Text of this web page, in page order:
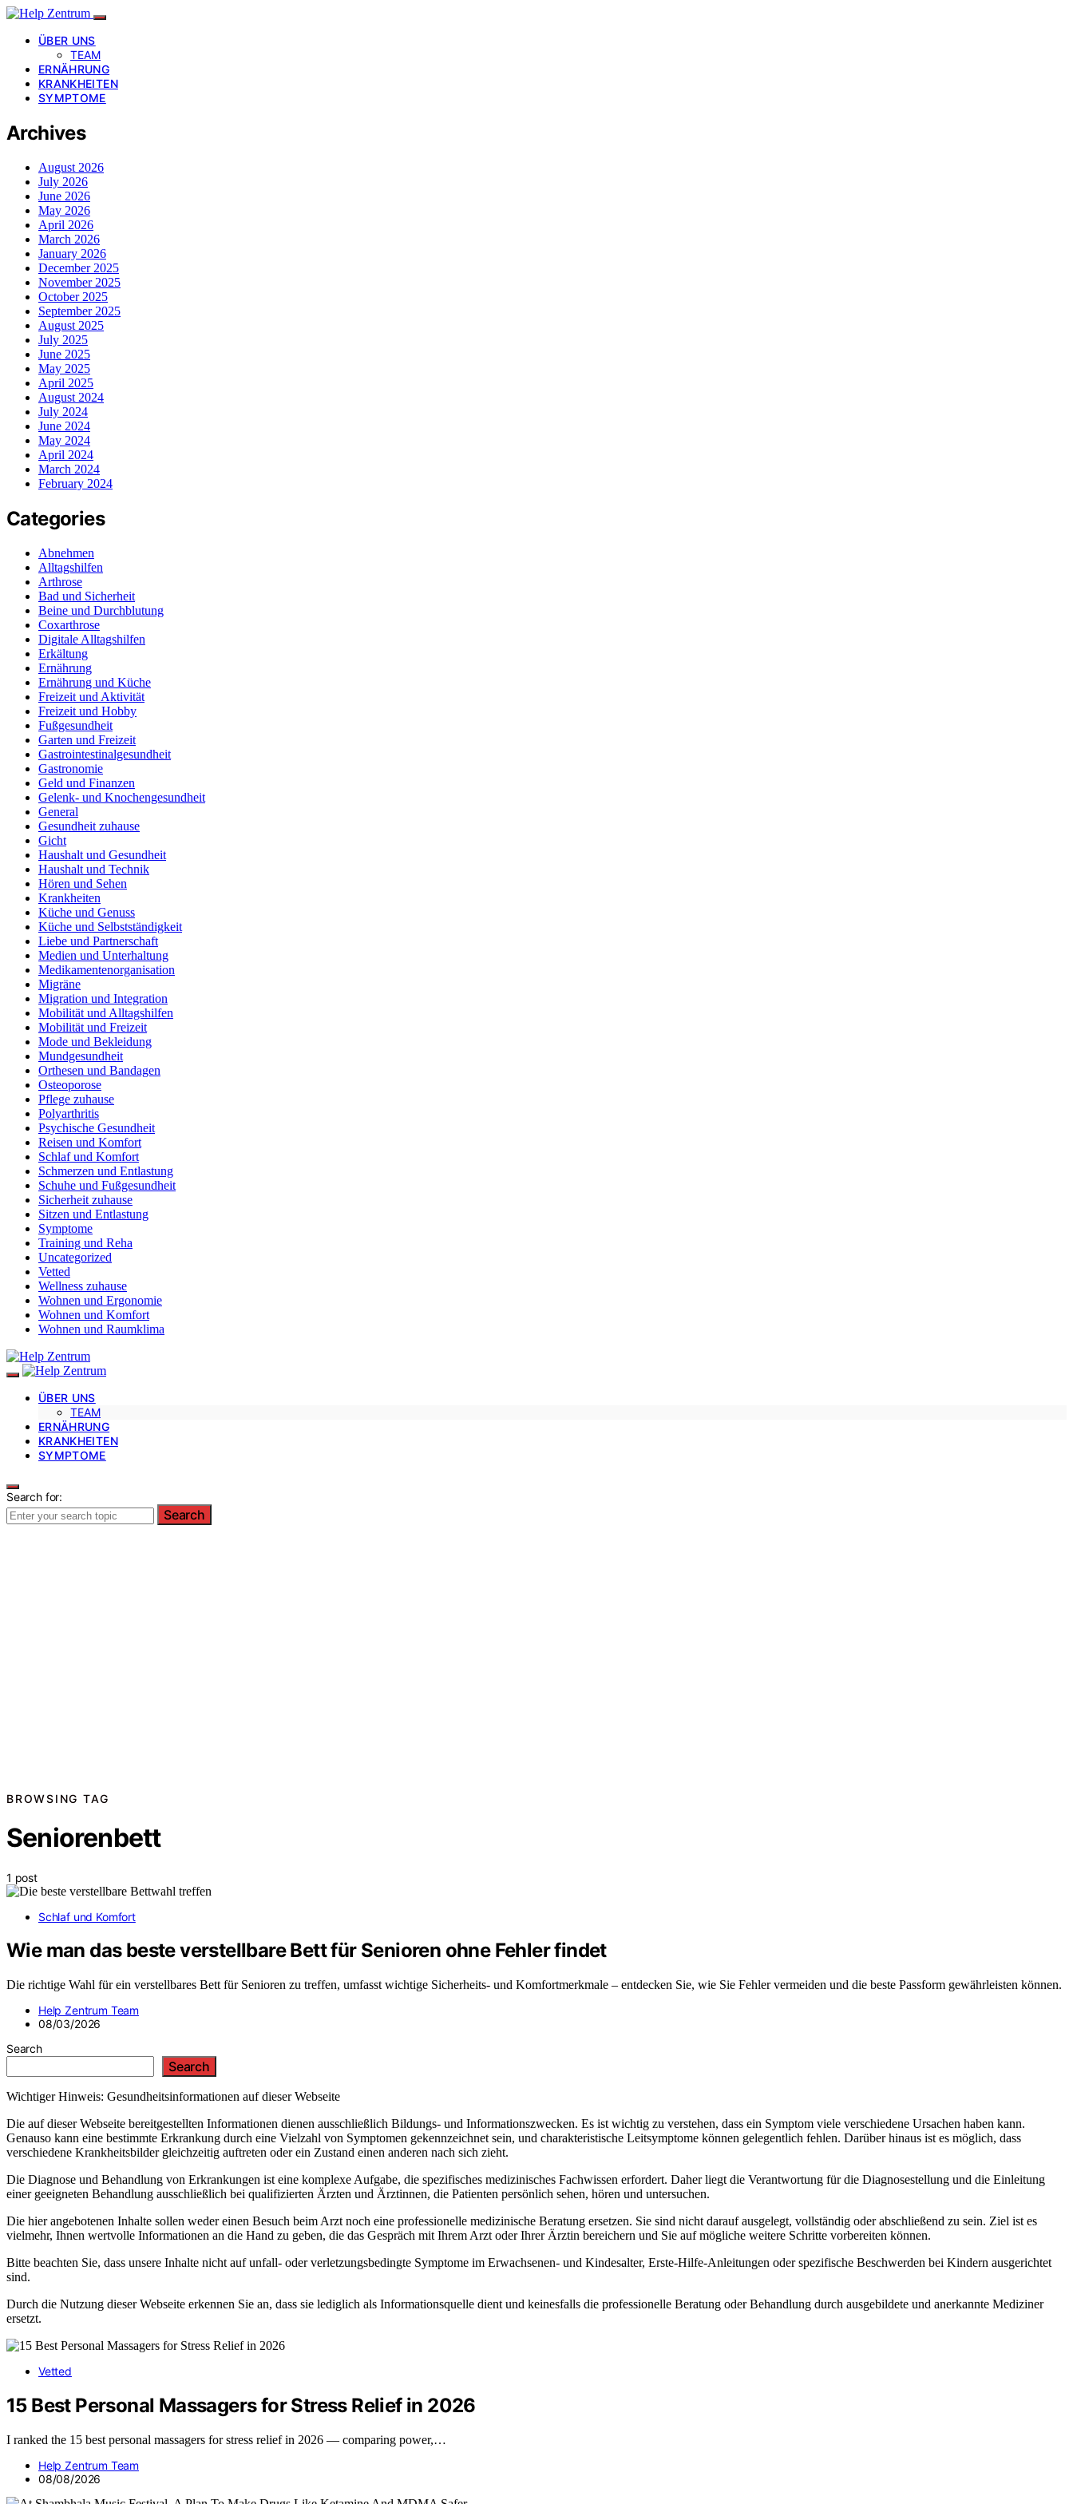
ÜBER UNS
TEAM
ERNÄHRUNG
KRANKHEITEN
SYMPTOME
Archives
August 2026
July 2026
June 2026
May 2026
April 2026
March 2026
January 2026
December 2025
November 2025
October 2025
September 2025
August 2025
July 2025
June 2025
May 2025
April 2025
August 2024
July 2024
June 2024
May 2024
April 2024
March 2024
February 2024
Categories
Abnehmen
Alltagshilfen
Arthrose
Bad und Sicherheit
Beine und Durchblutung
Coxarthrose
Digitale Alltagshilfen
Erkältung
Ernährung
Ernährung und Küche
Freizeit und Aktivität
Freizeit und Hobby
Fußgesundheit
Garten und Freizeit
Gastrointestinalgesundheit
Gastronomie
Geld und Finanzen
Gelenk- und Knochengesundheit
General
Gesundheit zuhause
Gicht
Haushalt und Gesundheit
Haushalt und Technik
Hören und Sehen
Krankheiten
Küche und Genuss
Küche und Selbstständigkeit
Liebe und Partnerschaft
Medien und Unterhaltung
Medikamentenorganisation
Migräne
Migration und Integration
Mobilität und Alltagshilfen
Mobilität und Freizeit
Mode und Bekleidung
Mundgesundheit
Orthesen und Bandagen
Osteoporose
Pflege zuhause
Polyarthritis
Psychische Gesundheit
Reisen und Komfort
Schlaf und Komfort
Schmerzen und Entlastung
Schuhe und Fußgesundheit
Sicherheit zuhause
Sitzen und Entlastung
Symptome
Training und Reha
Uncategorized
Vetted
Wellness zuhause
Wohnen und Ergonomie
Wohnen und Komfort
Wohnen und Raumklima
ÜBER UNS
TEAM
ERNÄHRUNG
KRANKHEITEN
SYMPTOME
Search for:
Search
BROWSING TAG
Seniorenbett
1 post
Schlaf und Komfort
Wie man das beste verstellbare Bett für Senioren ohne Fehler findet
Die richtige Wahl für ein verstellbares Bett für Senioren zu treffen, umfasst wichtige Sicherheits- und Komfortmerkmale – entdecken Sie, wie Sie Fehler vermeiden und die beste Passform gewährleisten können.
Help Zentrum Team
08/03/2026
Search
Search
Wichtiger Hinweis: Gesundheitsinformationen auf dieser Webseite
Die auf dieser Webseite bereitgestellten Informationen dienen ausschließlich Bildungs- und Informationszwecken. Es ist wichtig zu verstehen, dass ein Symptom viele verschiedene Ursachen haben kann.
Genauso kann eine bestimmte Erkrankung durch eine Vielzahl von Symptomen gekennzeichnet sein, und charakteristische Leitsymptome können gelegentlich fehlen. Darüber hinaus ist es möglich, dass
verschiedene Krankheitsbilder gleichzeitig auftreten oder ein Zustand einen anderen nach sich zieht.
Die Diagnose und Behandlung von Erkrankungen ist eine komplexe Aufgabe, die spezifisches medizinisches Fachwissen erfordert. Daher liegt die Verantwortung für die Diagnosestellung und die Einleitung
einer geeigneten Behandlung ausschließlich bei qualifizierten Ärzten und Ärztinnen, die Patienten persönlich sehen, hören und untersuchen.
Die hier angebotenen Inhalte sollen weder einen Besuch beim Arzt noch eine professionelle medizinische Beratung ersetzen. Sie sind nicht darauf ausgelegt, vollständig oder abschließend zu sein. Ziel ist es
vielmehr, Ihnen wertvolle Informationen an die Hand zu geben, die das Gespräch mit Ihrem Arzt oder Ihrer Ärztin bereichern und Sie auf mögliche weitere Schritte vorbereiten können.
Bitte beachten Sie, dass unsere Inhalte nicht auf unfall- oder verletzungsbedingte Symptome im Erwachsenen- und Kindesalter, Erste-Hilfe-Anleitungen oder spezifische Beschwerden bei Kindern ausgerichtet
sind.
Durch die Nutzung dieser Webseite erkennen Sie an, dass sie lediglich als Informationsquelle dient und keinesfalls die professionelle Beratung oder Behandlung durch ausgebildete und anerkannte Mediziner
ersetzt.
Vetted
15 Best Personal Massagers for Stress Relief in 2026
I ranked the 15 best personal massagers for stress relief in 2026 — comparing power,…
Help Zentrum Team
08/08/2026